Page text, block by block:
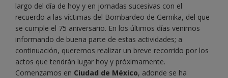
largo del día de hoy y en jornadas sucesivas con el
recuerdo a las víctimas del Bombardeo de Gernika, del que
se cumple el 75 aniversario. En los últimos días venimos
informando de buena parte de estas actividades; a
continuación, queremos realizar un breve recorrido por los
actos que tendrán lugar hoy y próximamente.
Comenzamos en Ciudad de México, adonde se ha